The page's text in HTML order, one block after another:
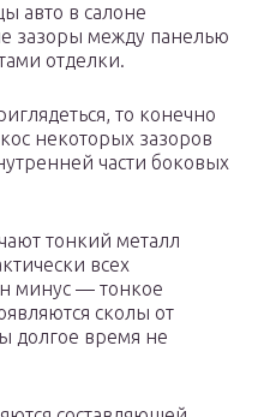
авто в салоне
зазоры между панелью
отделки.
то конечно
некоторых зазоров
части боковых
тонкий металл
всех
минус — тонкое
сколы от
долгое время не